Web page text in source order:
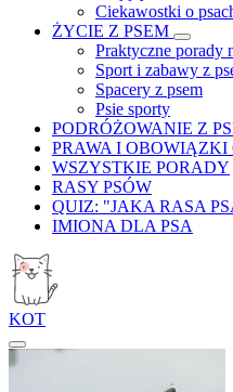
Ciekawostki o
ŻYCIE Z PSEM
Praktyczne porady
Sport i zabawy z
Spacery z psem
Psie sporty
PODRÓŻOWANIE Z
PRAWA I OBOWIĄZKI
WSZYSTKIE PORADY
RASY PSÓW
QUIZ: "JAKA RASA
IMIONA DLA PSA
KOT